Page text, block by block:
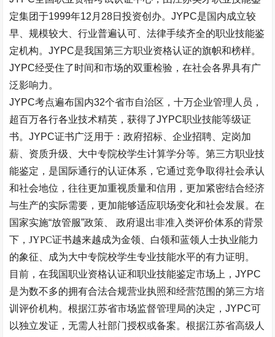
定集团于1999年12月28日投资创办。JYPC是国内成立较
早、规模较大、行业普遍认可、法律手续齐全的职业技能鉴
定机构。JYPC是我国第三方职业资格认证的旗帜和榜样。
JYPC经受住了时间和市场的双重检验，在社会各界具有广
泛影响力。
JYPC考点遍布国内32个省市自治区，十万企业管理人员，
超百万各行各业技术精英，获得了JYPC职业技能等级证
书。JYPC证书广泛用于：政府招标、企业招聘、定岗加
薪、资质升级、大中专院校学生计算学分等。第三方职业技
能鉴定，是国际通行的认证体系，它通过竞争取得社会承认
和社会地位，往往更加重视质量和信用，更加紧密结合经济
与生产的实际需要，更加能够适应职场变化和社会发展。在
国家实施“放管服”政策、
政府退出非准入类评价体系的背景
下，JYPC证书越来越成为金领、白领和蓝领人士执业能力
的象征、成为大中专院校学生专业技能水平的有力证明。
目前，在我国职业资格认证和职业技能鉴定市场上，JYPC
是为数不多的拥有合法合规营业执照和经营范围的第三方培
训评价机构。根据江苏省市场监督管理局的决定，JYPC可
以独立发证，无需人社部门授权或备案。根据江苏省高级人